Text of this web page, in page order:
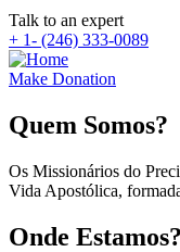
Talk to an expert
+ 1- (246) 333-0089
Make Donation
Quem Somos?
Os Missionários do
Vida Apostólica,
Onde Estamos?